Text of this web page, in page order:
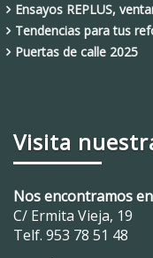
Ensayos REPLUS,
Tendencias para tus
Puertas de calle 2025
Visita
Nos encontramos
C/ Ermita Vieja, 19
Telf. 953 78 51 48